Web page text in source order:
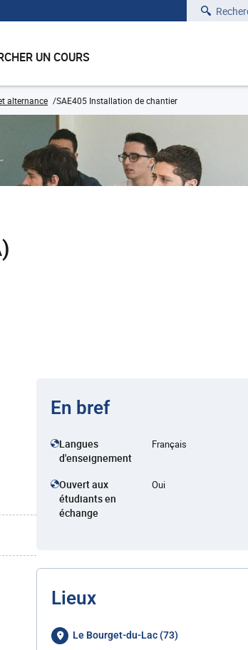
Rechercher
UN COURS
alternance SAE405 Installation de chantier
En bref
Langues
d'enseignement
Français
Ouvert aux
étudiants en
échange
Oui
Lieux
Le Bourget-du-Lac (73)